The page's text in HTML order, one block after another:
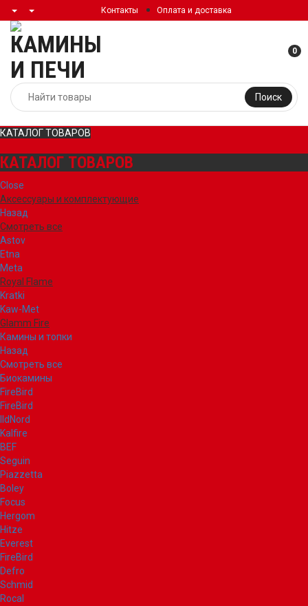
Контакты Оплата и доставка
Поиск
0
КАТАЛОГ ТОВАРОВ
КАТАЛОГ ТОВАРОВ
Close
Аксессуары и комплектующие
Назад
Смотреть все
Astov
Etna
Meta
Royal Flame
Kratki
Kaw-Met
Glamm Fire
Камины и топки
Назад
Смотреть все
Биокамины
FireBird
FireBird
IldNord
Kalfire
BEF
Seguin
Piazzetta
Boley
Focus
Hergom
Hitze
Everest
FireBird
Defro
Schmid
Rocal